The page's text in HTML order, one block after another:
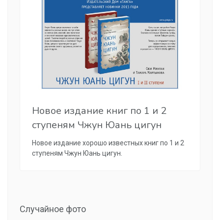
Новое издание книг по 1 и 2
ступеням Чжун Юань цигун
Новое издание хорошо известных книг по 1 и 2
ступеням Чжун Юань цигун.
Случайное фото